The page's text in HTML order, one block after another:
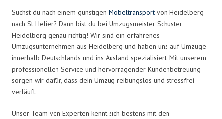
Suchst du nach einem günstigen Möbeltransport von Heidelberg
nach St Helier? Dann bist du bei Umzugsmeister Schuster
Heidelberg genau richtig! Wir sind ein erfahrenes
Umzugsunternehmen aus Heidelberg und haben uns auf Umzüge
innerhalb Deutschlands und ins Ausland spezialisiert. Mit unserem
professionellen Service und hervorragender Kundenbetreuung
sorgen wir dafür, dass dein Umzug reibungslos und stressfrei
verläuft.
Unser Team von Experten kennt sich bestens mit den